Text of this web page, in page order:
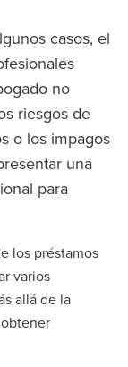
casos, el
no
riesgos de
o los impagos
una
para
los préstamos
varios
allá de la